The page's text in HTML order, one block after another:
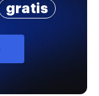
gratis